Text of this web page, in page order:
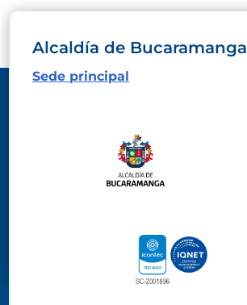
Alcaldía de Bucaramanga
Sede principal